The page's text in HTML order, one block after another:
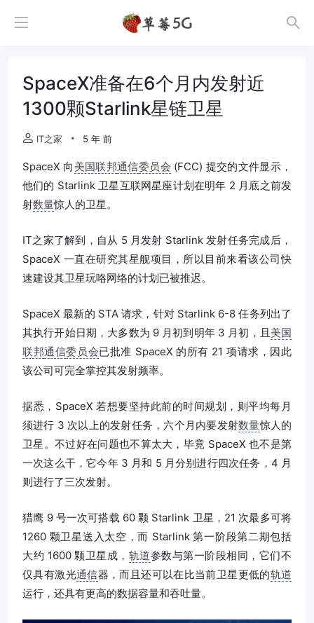
SpaceX准备在6个月内发射近
1300颗Starlink星链卫星
IT之家 5 年 前
SpaceX 向 美国联邦通信委员会 (FCC) 提交的文件显示，
他们的 Starlink 卫星互联网星座计划在明年 2 月底之前发
射数量惊人的卫星。
IT之家了解到，自从 5 月发射 Starlink 发射任务完成后，
SpaceX 一直在研究其星舰项目，所以目前来看该公司快
速建设其卫星玩咯网络的计划已被推迟。
SpaceX 最新的 STA 请求，针对 Starlink 6-8 任务列出了
其执行开始日期，大多数为 9 月初到明年 3 月初，且 美国
联邦通信委员会已批准 SpaceX 的所有 21 项请求，因此
该公司可完全掌控其发射频率。
据悉，SpaceX 若想要坚持此前的时间规划，则平均每月
须进行 3 次以上的发射任务，六个月内要发射数量惊人的
卫星。不过好在问题也不算太大，毕竟 SpaceX 也不是第
一次这么干，它今年 3 月和 5 月分别进行四次任务，4 月
则进行了三次发射。
猎鹰 9 号一次可搭载 60 颗 Starlink 卫星，21 次最多可将
1260 颗卫星送入太空，而 Starlink 第一阶段第二期包括
大约 1600 颗卫星成， 轨道参数与第一阶段相同，它们不
仅具有激光通信器，而且还可以在比当前卫星更低的轨道
运行，还具有更高的数据容量和吞吐量。